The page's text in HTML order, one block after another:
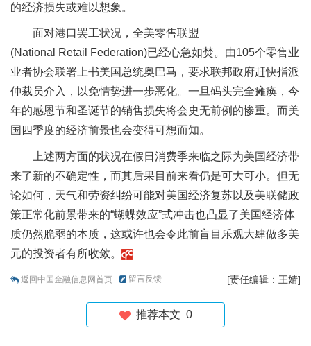
的经济损失或难以想象。
面对港口罢工状况，全美零售联盟
(National Retail Federation)已经心急如焚。由105个零售业
业者协会联署上书美国总统奥巴马，要求联邦政府赶快指派
仲裁员介入，以免情势进一步恶化。一旦码头完全瘫痪，今
年的感恩节和圣诞节的销售损失将会史无前例的惨重。而美
国四季度的经济前景也会变得可想而知。
上述两方面的状况在假日消费季来临之际为美国经济带
来了新的不确定性，而其后果目前来看仍是可大可小。但无
论如何，天气和劳资纠纷可能对美国经济复苏以及美联储政
策正常化前景带来的“蝴蝶效应”式冲击也凸显了美国经济体
质仍然脆弱的本质，这或许也会令此前盲目乐观大肆做多美
元的投资者有所收敛。
返回中国金融信息网首页 留言反馈 [责任编辑：王婧]
推荐本文 0